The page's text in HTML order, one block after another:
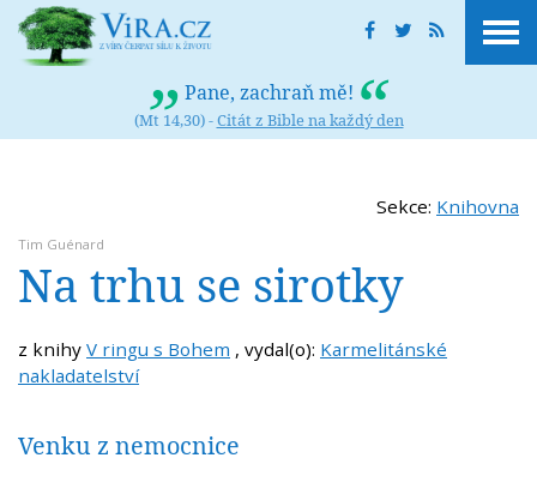
Pane, zachraň mě!
(Mt 14,30) -Citát z Bible na každý den
Sekce: Knihovna
Tim Guénard
Na trhu se sirotky
z knihy V ringu s Bohem , vydal(o): Karmelitánské
nakladatelství
Venku z nemocnice